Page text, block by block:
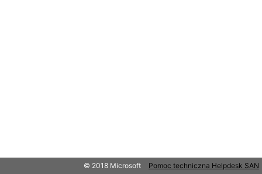
© 2018 Microsoft Pomoc techniczna Helpdesk SAN